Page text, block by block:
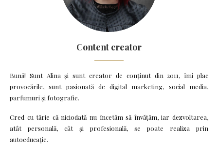
Content creator
Bună! Sunt Alina și sunt creator de conținut din 2011, îmi plac
provocările, sunt pasionată de digital marketing, social media,
parfumuri și fotografie.
Cred cu tărie că niciodată nu încetăm să învățăm, iar dezvoltarea,
atât personală, cât și profesională, se poate realiza prin
autoeducație.